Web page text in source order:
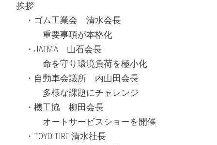
挨拶
・ゴム工業会　清水会長
重要事項が本格化
・JATMA　山石会長
命を守り環境負荷を極小化
・自動車会議所　内山田会長
多様な課題にチャレンジ
・機工協　柳田会長
オートサービスショーを開催
・TOYO TIRE 清水社長